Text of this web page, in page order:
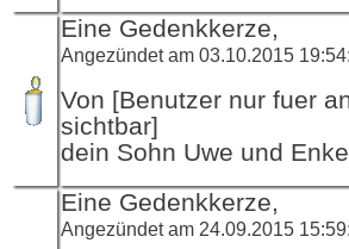
Eine Gedenkkerze,
Angezündet am 03.10.2015
Von [Benutzer nur fuer
sichtbar]
dein Sohn Uwe und
Eine Gedenkkerze,
Angezündet am 24.09.2015